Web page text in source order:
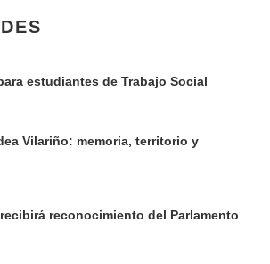
estudiantes de Trabajo Social
Vilariño: memoria, territorio y
reconocimiento del Parlamento